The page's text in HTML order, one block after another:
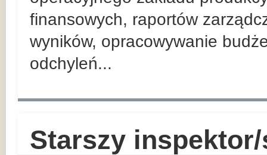
finansowych, raportów
wyników, opracowywanie
odchyleń...
Starszy